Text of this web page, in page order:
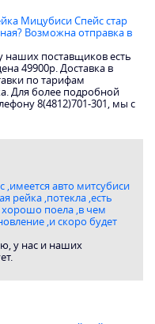
Мицубиси Спейс стар
Возможна отправка в
наших поставщиков есть
49900р. Доставка в
по тарифам
Для более подробной
8(4812)701-301, мы с
авто митсубиси
рейка ,потекла ,есть
поела ,в чем
,и скоро будет
у нас и наших